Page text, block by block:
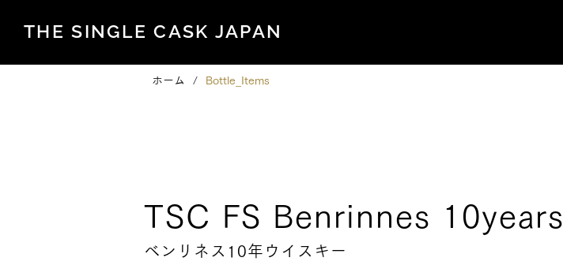
THE SINGLE CASK JAPAN
ホーム / Bottle_Items
TSC FS Benrinnes 10years
ベンリネス10年ウイスキー